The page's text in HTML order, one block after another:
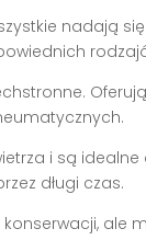
nadają
i są
długi czas.
ale